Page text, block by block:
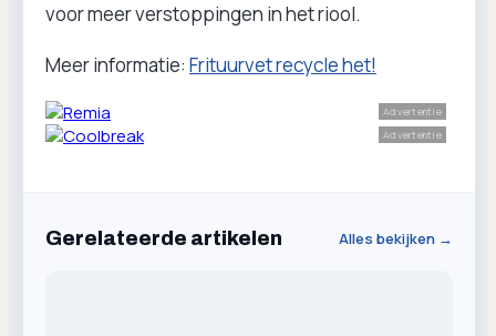
voor meer verstoppingen in het riool.
Meer informatie: Frituurvet recycle het!
Advertentie
Advertentie
Gerelateerde artikelen Alles bekijken →